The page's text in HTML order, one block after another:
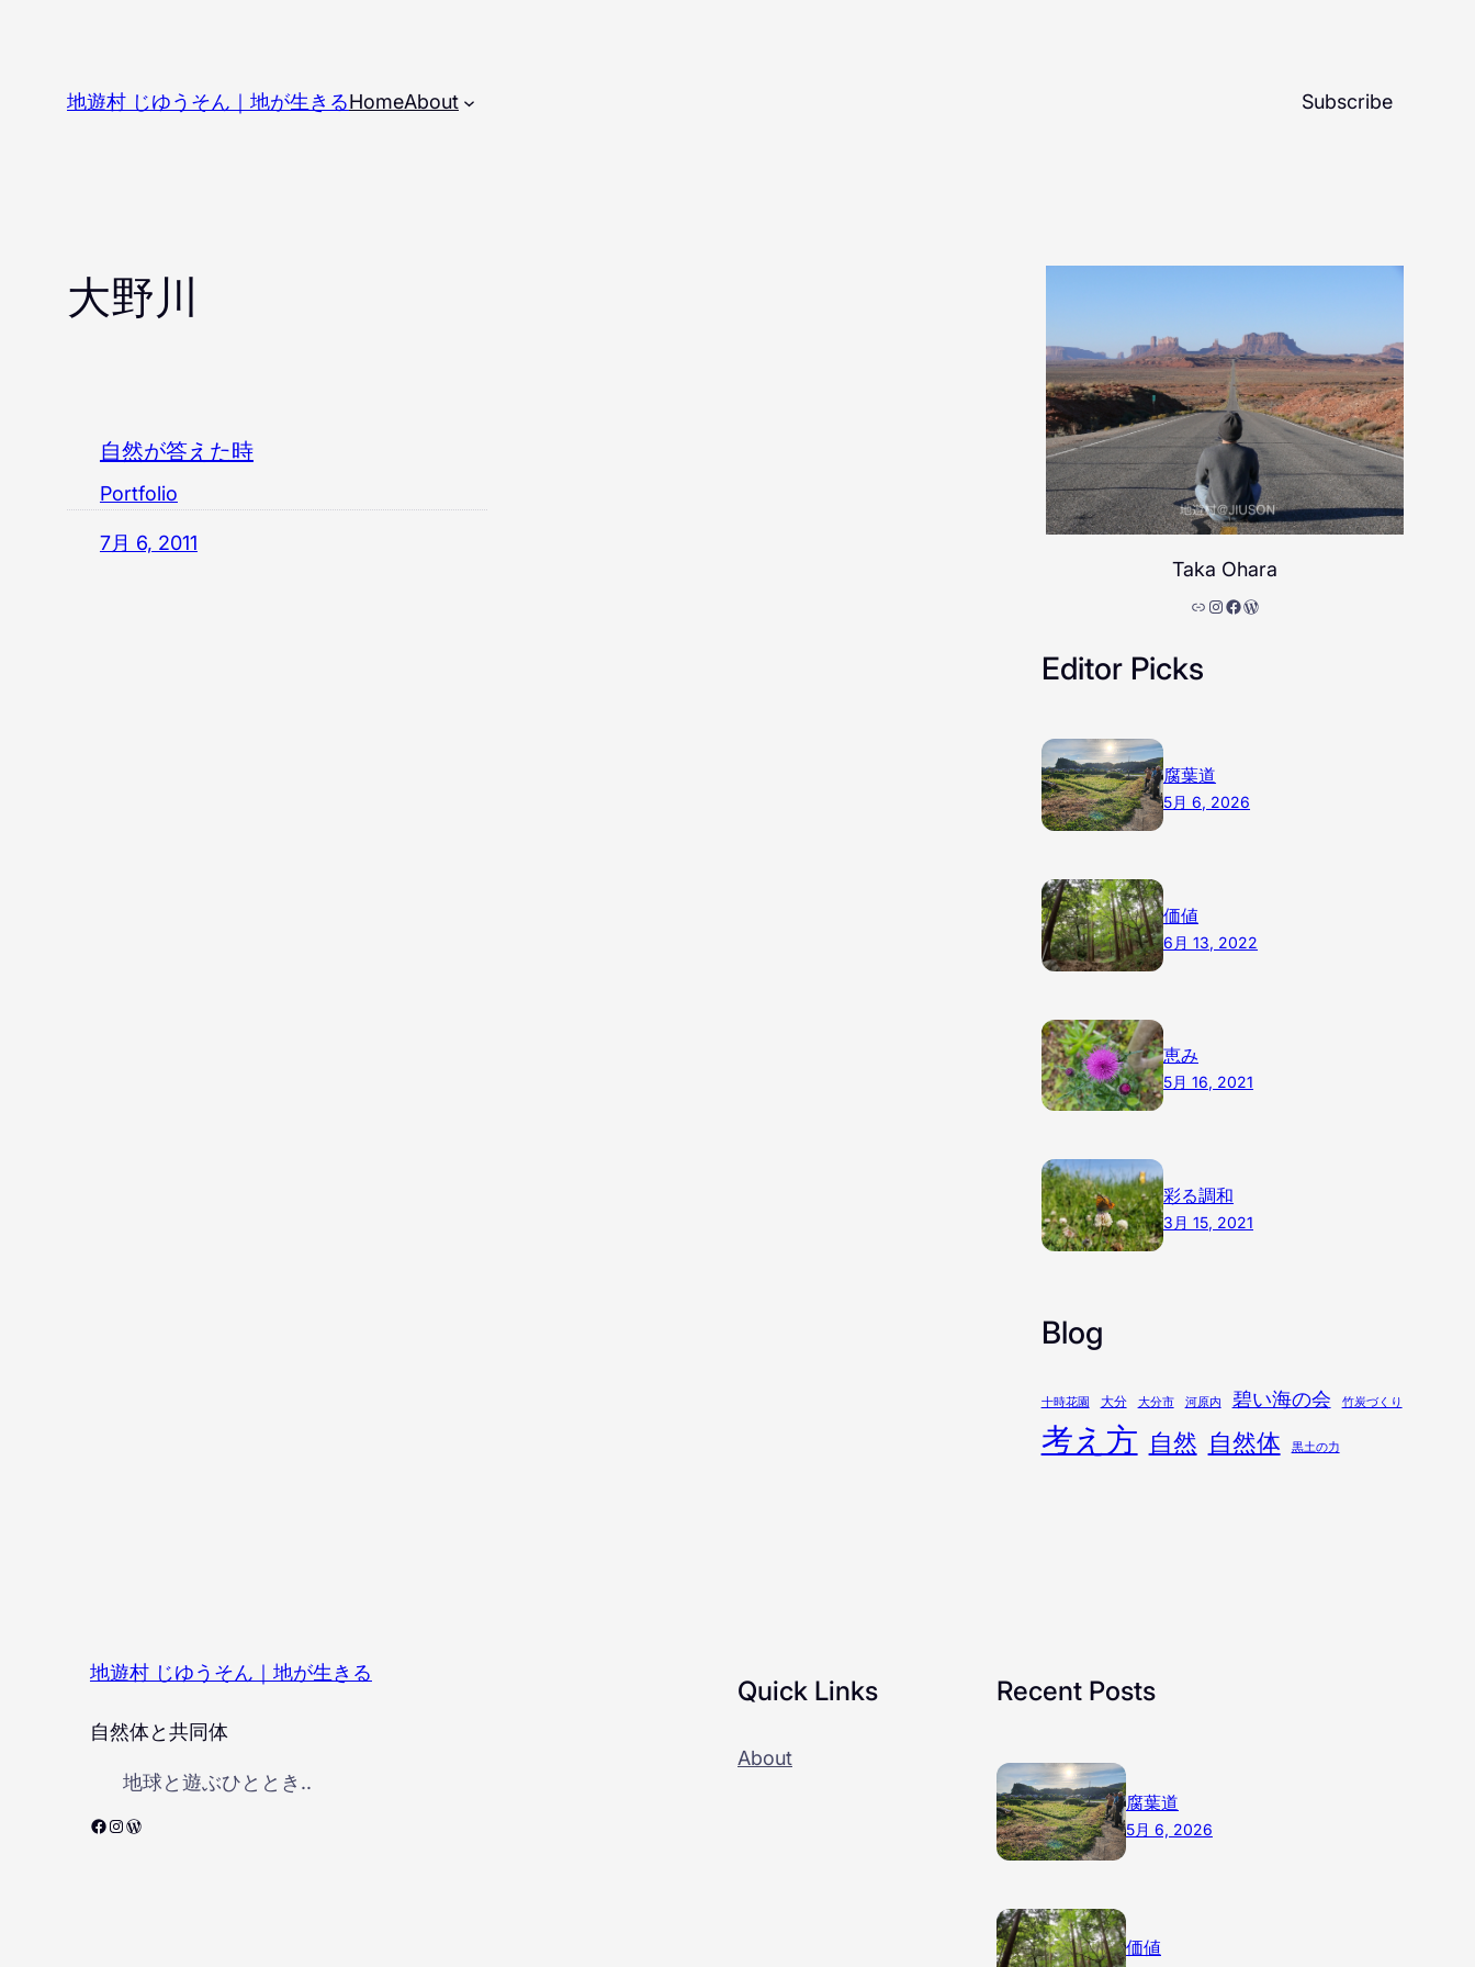
地遊村 じゆうそん｜地が生きるHomeAbout Subscribe
大野川
自然が答えた時
Portfolio
7月 6, 2011
Taka Ohara
リンク Instagram Facebook WordPress
Editor Picks
腐葉道
5月 6, 2026
価値
6月 13, 2022
恵み
5月 16, 2021
彩る調和
3月 15, 2021
Blog
十時花園 大分 大分市 河原内 碧い海の会 竹炭づくり
考え方 自然 自然体 黒土の力
地遊村 じゆうそん｜地が生きる
自然体と共同体
地球と遊ぶひととき..
Facebook Instagram WordPress
Quick Links
About
Recent Posts
腐葉道
5月 6, 2026
価値